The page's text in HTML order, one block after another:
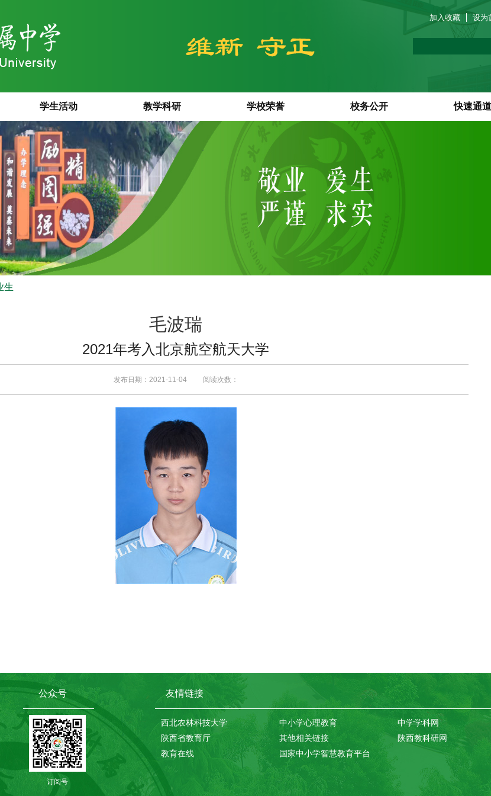
加入收藏 设为
学生活动 教学科研 学校荣誉 校务公开 快速通道
生
毛波瑞
2021年考入北京航空航天大学
发布日期：2021-11-04 阅读次数：
公众号
订阅号
友情链接
西北农林科技大学 中小学心理教育
中学学科网
陕西省教育厅
其他相关链接
陕西教科研网
教育在线
国家中小学智慧教育平台